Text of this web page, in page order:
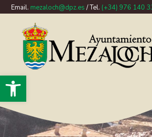
Abrir barra de
Email. mezaloch@dpz.es / Tel. (+34) 976 140